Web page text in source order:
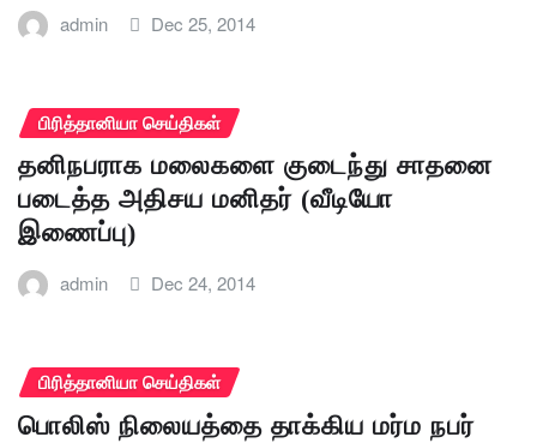
admin Dec 25, 2014
பிரித்தானியா செய்திகள்
தனிநபராக மலைகளை குடைந்து சாதனை
படைத்த அதிசய மனிதர் (வீடியோ
இணைப்பு)
admin Dec 24, 2014
பிரித்தானியா செய்திகள்
பொலிஸ் நிலையத்தை தாக்கிய மர்ம நபர்